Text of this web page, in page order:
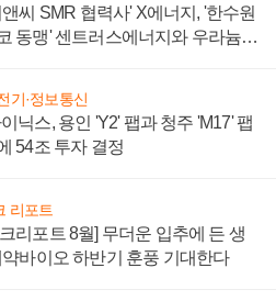
씨 SMR 협력사' X에너지, '한수원
동맹' 센트러스에너지와 우라늄
기·정보통신
닉스, 용인 'Y2' 팹과 청주 'M17' 팹
54조 투자 결정
리포트
리포트 8월] 무더운 입추에 든 생
약바이오 하반기 훈풍 기대한다